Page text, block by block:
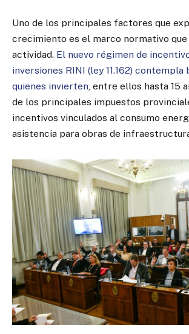
Uno de los principales factores que
crecimiento es el marco normativo que
actividad. El nuevo régimen de
inversiones RINI (ley 11.162)
quienes invierten , entre ellos hasta 15
de los principales impuestos
incentivos vinculados al consumo
asistencia para obras de